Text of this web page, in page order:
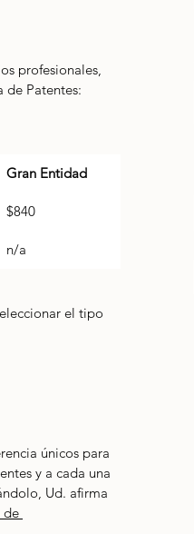
profesionales,
de Patentes:
Gran Entidad
$840
n/a
el tipo
únicos para
y a cada una
Ud. afirma
de